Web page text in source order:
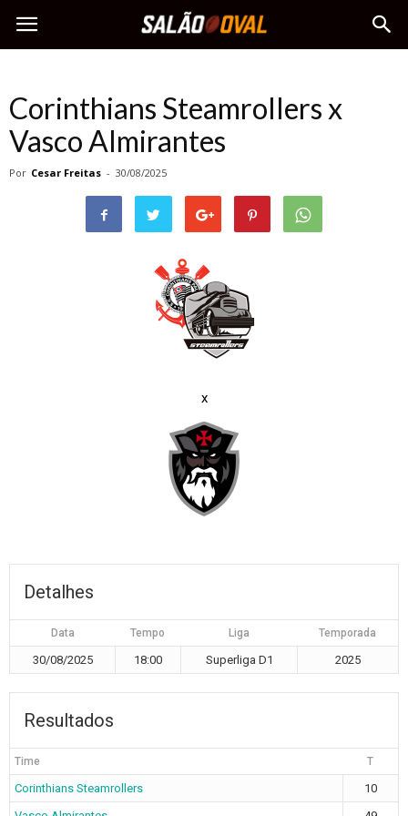
Corinthians Steamrollers x
Vasco Almirantes
Por Cesar Freitas - 30/08/2025
x
Detalhes
Data Tempo Liga Temporada
30/08/2025 18:00 Superliga D1 2025
Resultados
Time T
Corinthians Steamrollers
10